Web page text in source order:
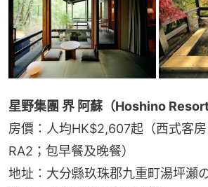
星野集團 界 阿蘇（Hoshino
房價：人均HK$2,607起（西式客房
RA2；包早餐及晚餐）
地址：大分縣玖珠郡九重町湯坪瀬